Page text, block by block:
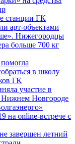
станции ГК
арт-объектами
Нижегородцы
больше 700 кг
в школу
ГК
участие в
Новгороде
на online-встрече с
завершен летний